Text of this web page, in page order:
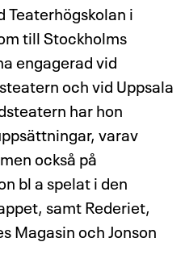
Teaterhögskolan i
till Stockholms
engagerad vid
och vid Uppsala
har hon
varav
också på
bl a spelat i den
samt Rederiet,
Magasin och Jonson